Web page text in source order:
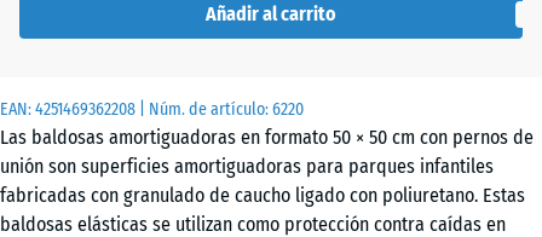
EAN:4251469362208 | Núm. de artículo:6220
Las baldosas amortiguadoras en formato 50 × 50 cm con pernos de
unión son superficies amortiguadoras para parques infantiles
fabricadas con granulado de caucho ligado con poliuretano. Estas
baldosas elásticas se utilizan como protección contra caídas en
pizarra
Rojo
ladrillo
- 2,60 €
producto).
50
x
50
Añadir al carrito